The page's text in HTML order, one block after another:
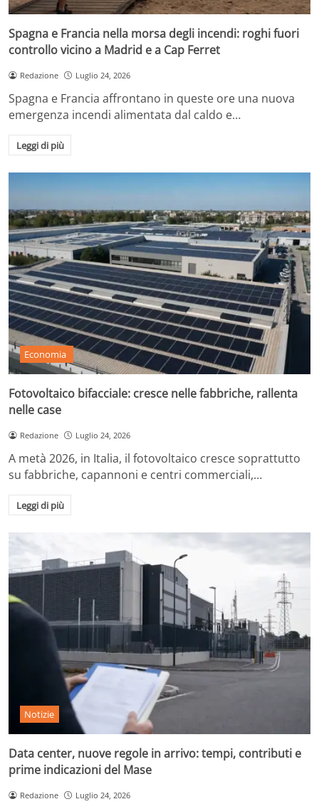
Spagna e Francia nella morsa degli incendi: roghi fuori
controllo vicino a Madrid e a Cap Ferret
Redazione Luglio 24, 2026
Spagna e Francia affrontano in queste ore una nuova
emergenza incendi alimentata dal caldo e…
Leggi di più
Economia
Fotovoltaico bifacciale: cresce nelle fabbriche, rallenta
nelle case
Redazione Luglio 24, 2026
A metà 2026, in Italia, il fotovoltaico cresce soprattutto
su fabbriche, capannoni e centri commerciali,…
Leggi di più
Notizie
Data center, nuove regole in arrivo: tempi, contributi e
prime indicazioni del Mase
Redazione Luglio 24, 2026